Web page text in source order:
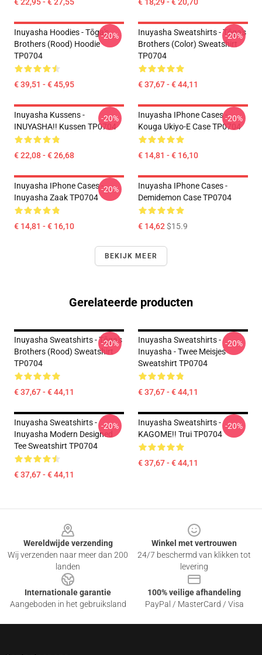
Inuyasha Hoodies - Tōga's
Brothers (rood) Hoodie
TP0704
€ 39,51 - € 45,95
-20%
Inuyasha Sweatshirts - Tōga's
Brothers (color) Sweatshirt
TP0704
€ 37,67 - € 44,11
-20%
Inuyasha Kussens -
INUYASHA!! Kussen TP0704
€ 22,08 - € 26,68
-20%
Inuyasha IPhone Cases -
Kouga Ukiyo-E Case TP0704
€ 14,81 - € 16,10
-20%
Inuyasha IPhone Cases -
Inuyasha Zaak TP0704
€ 14,81 - € 16,10
-20%
Inuyasha IPhone Cases -
Demidemon Case TP0704
€ 14,62$15.9
BEKIJK MEER
Gerelateerde producten
Inuyasha Sweatshirts - Tōga's
Brothers (rood) Sweatshirt
TP0704
€ 37,67 - € 44,11
-20%
Inuyasha Sweatshirts -
Inuyasha - Twee Meisjes
Sweatshirt TP0704
€ 37,67 - € 44,11
-20%
Inuyasha Sweatshirts -
Inuyasha Modern Designed
Tee Sweatshirt TP0704
€ 37,67 - € 44,11
-20%
Inuyasha Sweatshirts -
KAGOME!! Trui TP0704
€ 37,67 - € 44,11
-20%
Wereldwijde verzending
Wij verzenden naar meer dan 200
landen
Winkel met vertrouwen
24/7 beschermd van klikken tot
levering
Internationale garantie
Aangeboden in het gebruiksland
100% veilige afhandeling
PayPal / MasterCard / Visa